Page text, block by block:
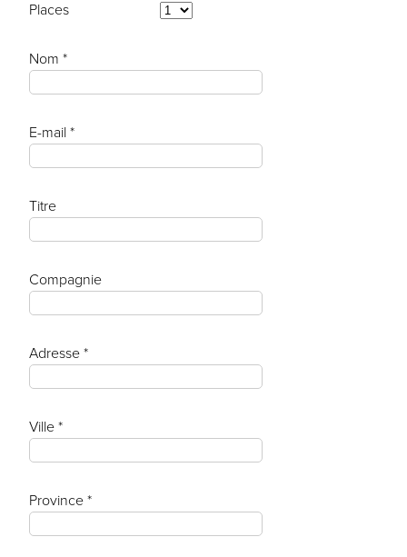
Places
Nom *
E-mail *
Titre
Compagnie
Adresse *
Ville *
Province *